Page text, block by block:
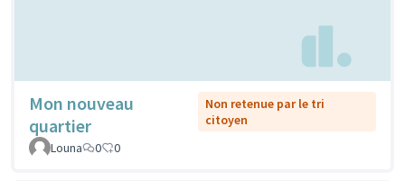
Mon nouveau
quartier
Non retenue par le tri
citoyen
Louna
0 0